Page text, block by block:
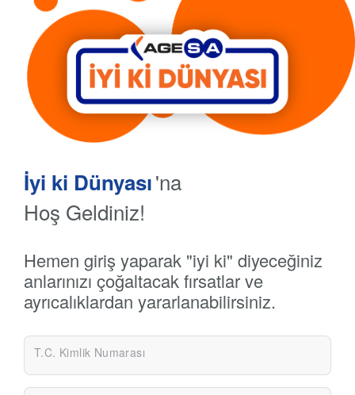
İyi ki Dünyası'na
Hoş Geldiniz!
Hemen giriş yaparak "iyi ki" diyeceğiniz
anlarınızı çoğaltacak fırsatlar ve
ayrıcalıklardan yararlanabilirsiniz.
T.C. Kimlik Numarası